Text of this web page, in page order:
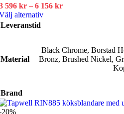
596 kr – 6 156 krPrisintervall:
156 kr
alternativDen
flera
varianter.
väljas
Leveranstid
Material
Black Chrome, Borstad
Bronz, Brushed Nickel,
Brand
20%